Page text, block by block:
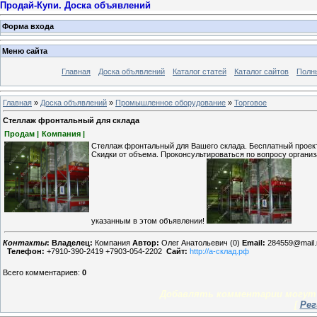
Продай-Купи. Доска объявлений
Форма входа
Меню сайта
Главная Доска объявлений Каталог статей Каталог сайтов
Главная » Доска объявлений » Промышленное оборудование » Торговое
Стеллаж фронтальный для склада
Продам | Компания |
Стеллаж фронтальный для Вашего склада. Бесплатный
Скидки от объема. Проконсультироваться по вопросу
указанным в этом объявлении!
Контакты: Владелец: Компания Автор: Олег Анатольевич (0) Email:
Телефон: +7910-390-2419 +7903-054-2202 Сайт: http://а-склад.рф
Всего комментариев: 0